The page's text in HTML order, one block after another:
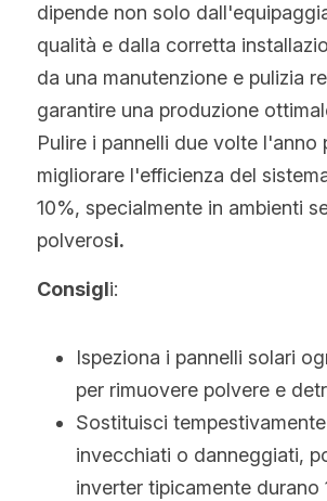
dipende non solo
qualità e dalla corretta
da una manutenzione e pulizia
garantire una produzione
Pulire i pannelli due volte l'anno
migliorare l'efficienza del
10%, specialmente in ambienti
polverosi.
Consigli:
Ispeziona i pannelli solari
per rimuovere polvere e
Sostituisci
invecchiati o danneggiati,
inverter tipicamente durano